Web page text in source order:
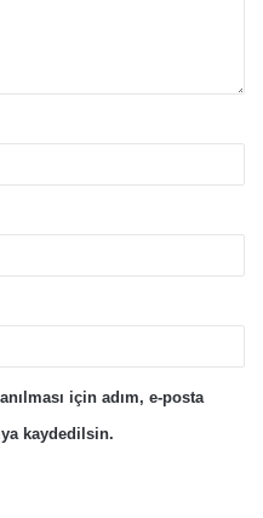
için adım, e-posta
kaydedilsin.